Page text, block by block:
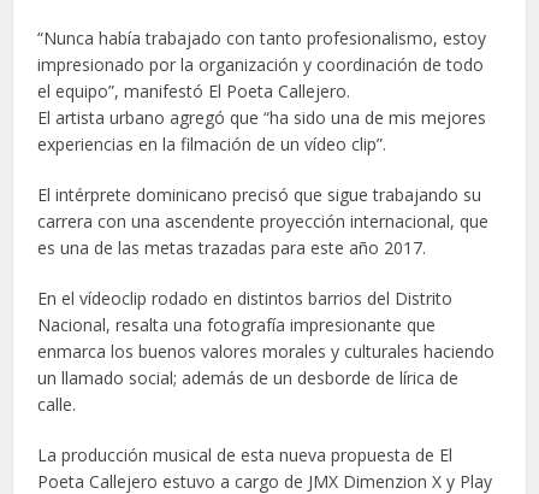
“Nunca había trabajado con tanto profesionalismo, estoy
impresionado por la organización y coordinación de todo
el equipo”, manifestó El Poeta Callejero.
El artista urbano agregó que “ha sido una de mis mejores
experiencias en la filmación de un vídeo clip”.
El intérprete dominicano precisó que sigue trabajando su
carrera con una ascendente proyección internacional, que
es una de las metas trazadas para este año 2017.
En el vídeoclip rodado en distintos barrios del Distrito
Nacional, resalta una fotografía impresionante que
enmarca los buenos valores morales y culturales haciendo
un llamado social; además de un desborde de lírica de
calle.
La producción musical de esta nueva propuesta de El
Poeta Callejero estuvo a cargo de JMX Dimenzion X y Play